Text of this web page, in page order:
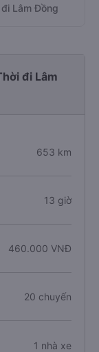
Lâm Đồng
đi Lâm
653 km
13 giờ
460.000 VNĐ
20 chuyến
1 nhà xe